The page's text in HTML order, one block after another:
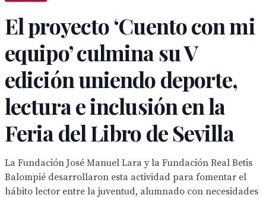
El proyecto ‘Cuento con mi
equipo’ culmina su V
edición uniendo deporte,
lectura e inclusión en la
Feria del Libro de Sevilla
La Fundación José Manuel Lara y la Fundación Real Betis
Balompié desarrollaron esta actividad para fomentar el
hábito lector entre la juventud, alumnado con necesidades